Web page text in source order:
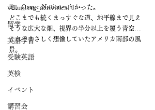
volunteer_activities
留学
英語学習
受験英語
英検
イベント
講習会
地、Osage Nationへ向かった。
どこまでも続くまっすぐな道、地平線まで見え
そうな広大な畑、視界の半分以上を覆う青空…
これぞまさしく想像していたアメリカ南部の風
景。